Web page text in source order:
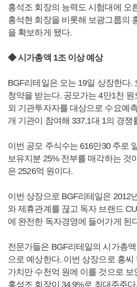
홍석조 회장의 능력도 시험대에 오
홍석현 회장을 비롯해 보광그룹의
을 확보하게 됐다.
◆ 시가총액 1조 이상 예상
BGF리테일은 오는 19일 상장한다.
청약을 받는다. 공모가는 4만1천 원
외 기관투자자를 대상으로 수요예
개 기관이 참여해 337.1대 1의 경쟁
이번 공모 주식수는 616만30 주로
보유지분 25% 전부를 매각하는 것
은 2526억 원이다.
이번 상장으로 BGF리테일은 2012
와 제휴관계를 끊고 독자 브랜드
에 완전한 독자경영에 들어가게 된
전문가들은 BGF리테일의 시가총
으로 예상한다. 이번 상장으로 홍
가치만 수천억 원에 이를 것으로 보
홍석조 회장이 34.9%로 최대주주